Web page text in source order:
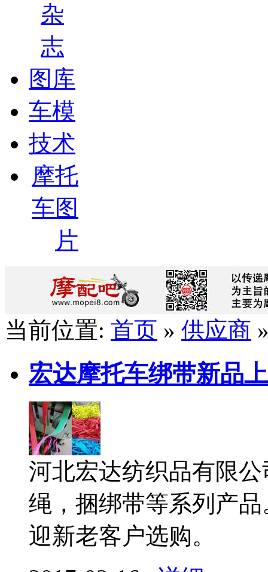
杂
志
图库
车模
技术
摩托
车图
片
当前位置: 首页 » 供应商
宏达摩托车绑带新品
河北宏达纺织品有限
绳，捆绑带等系列产
迎新老客户选购。